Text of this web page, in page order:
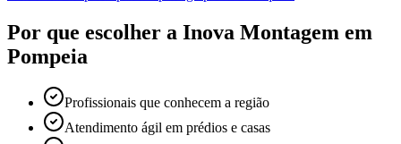
Por que escolher a Inova Montagem em
Pompeia
Profissionais que conhecem a região
Atendimento ágil em prédios e casas